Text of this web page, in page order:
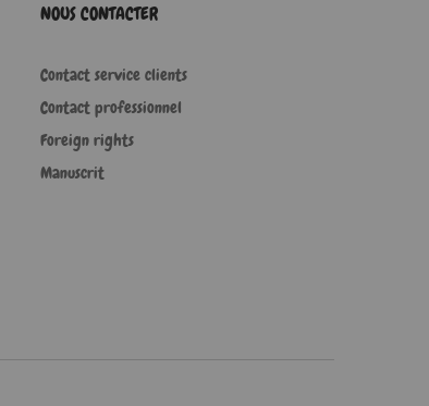
NOUS CONTACTER
Contact service clients
Contact professionnel
Foreign rights
Manuscrit